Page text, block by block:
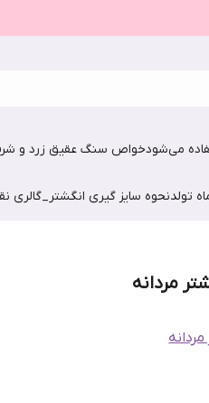
می‌شودخواص سنگ عقیق زرد و
تولدنحوه سایز گیری انگشتر_گالری
مردانه